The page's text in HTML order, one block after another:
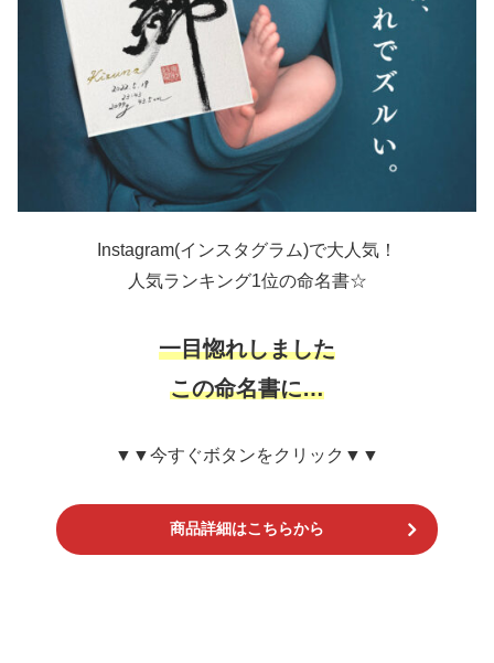
Instagram(インスタグラム)で大人気！
人気ランキング1位の命名書☆
一目惚れしました
この命名書に…
▼▼今すぐボタンをクリック▼▼
商品詳細はこちらから